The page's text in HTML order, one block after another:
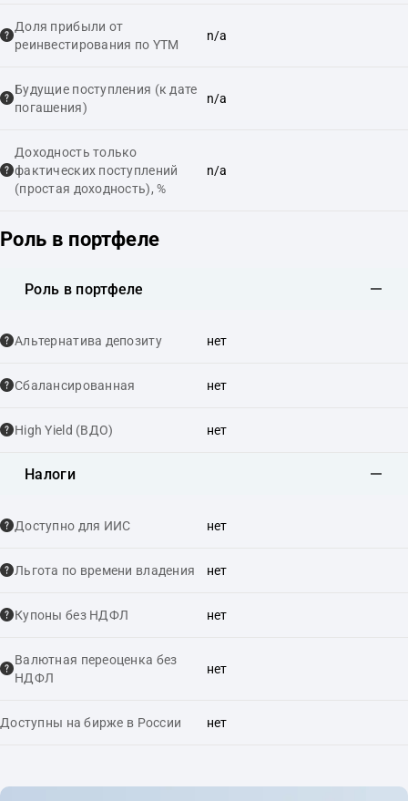
Доля прибыли от
реинвестирования по YTM
n/a
Будущие поступления (к дате
погашения)
n/a
Доходность только
фактических поступлений
(простая доходность), %
n/a
Роль в портфеле
Роль в портфеле
Альтернатива депозиту нет
Сбалансированная нет
High Yield (ВДО) нет
Налоги
Доступно для ИИС нет
Льгота по времени владения нет
Купоны без НДФЛ нет
Валютная переоценка без
НДФЛ
нет
Доступны на бирже в России нет